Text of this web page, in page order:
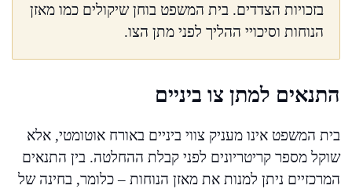
בזכויות הצדדים. בית המשפט בוחן שיקולים כמו מאזן
הנוחות וסיכויי ההליך לפני מתן הצו.
התנאים למתן צו ביניים
בית המשפט אינו מעניק צווי ביניים באורח אוטומטי, אלא
שוקל מספר קריטריונים לפני קבלת ההחלטה. בין התנאים
המרכזיים ניתן למנות את מאזן הנוחות – כלומר, בחינה של